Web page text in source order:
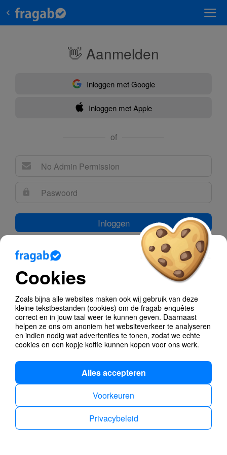
Cookies
Zoals bijna alle websites maken ook wij gebruik van deze
kleine tekstbestanden (cookies) om de fragab-enquêtes
correct en in jouw taal weer te kunnen geven. Daarnaast
helpen ze ons om anoniem het websiteverkeer te analyseren
en indien nodig wat advertenties te tonen, zodat we echte
cookies en een kopje koffie kunnen kopen voor ons werk.
Alles accepteren
Voorkeuren
Privacybeleid
👋 Aanmelden
Inloggen met Google
Inloggen met Apple
of
Inloggen
Stuur Code
Wachtwoord vergeten?
Nog geen account?
Met een gratis account heb je meer coole functies bij
het maken van enquêtes en is het gemakkelijker en
zelfs sneller om al je stemmen en enquêtes op alle
apparaten te beheren.
No Admin Permission
Impressum